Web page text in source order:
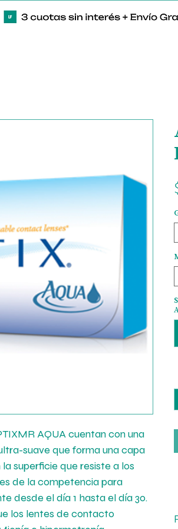
AQUA cuentan con una
suave que forma una capa
superficie que resiste a los
de la competencia para
desde el día 1 hasta el día 30.
los lentes de contacto